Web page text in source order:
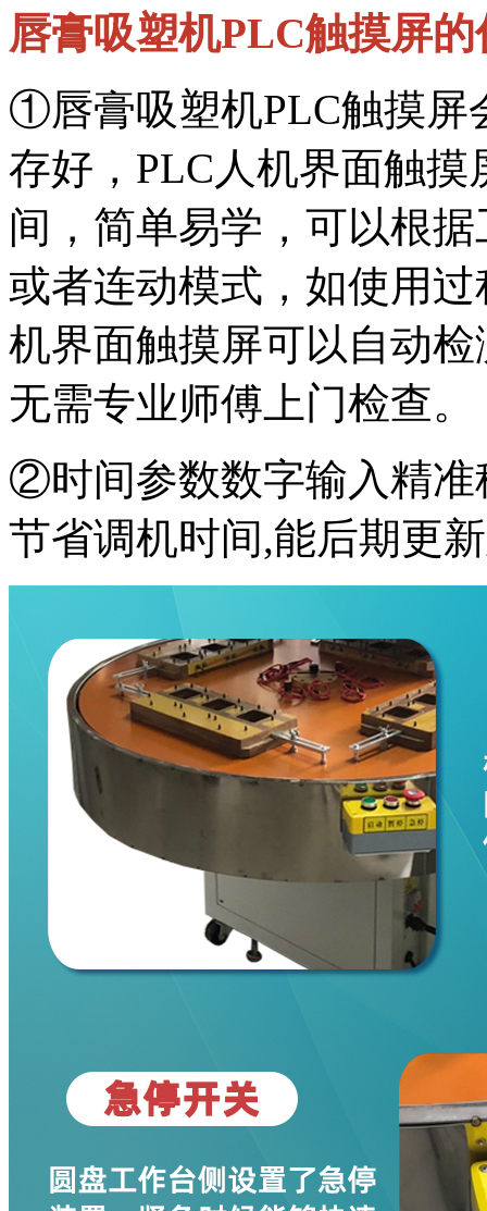
唇膏吸塑机PLC触摸屏的
①唇膏吸塑机PLC触摸屏
存好，PLC人机界面触
间，简单易学，可以根
或者连动模式，如使用
机界面触摸屏可以自动
无需专业师傅上门检查。
②时间参数数字输入精准
节省调机时间,能后期更